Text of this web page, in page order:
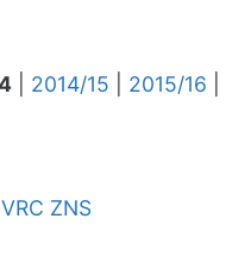
2014/15 2015/16
VRC ZNS